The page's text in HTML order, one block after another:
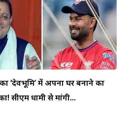
‘देवभूमि’ में अपना घर बनाने का
सीएम धामी से मांगी...